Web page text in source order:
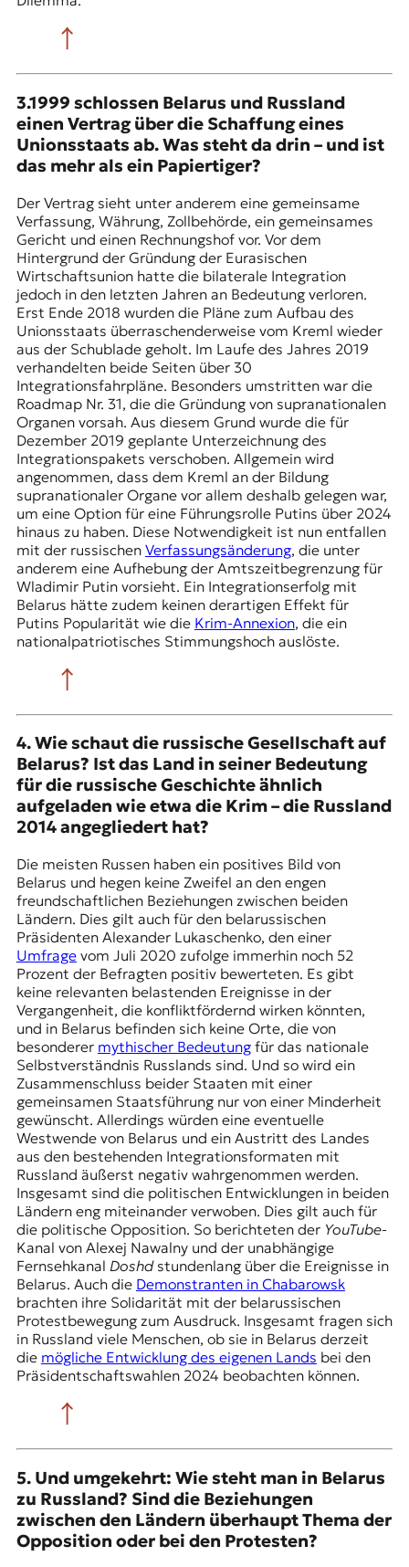
3.1999 schlossen Belarus und Russland
einen Vertrag über die Schaffung eines
Unionsstaats ab. Was steht da drin – und ist
das mehr als ein Papiertiger?
Der Vertrag sieht unter anderem eine gemeinsame
Verfassung, Währung, Zollbehörde, ein gemeinsames
Gericht und einen Rechnungshof vor. Vor dem
Hintergrund der Gründung der Eurasischen
Wirtschaftsunion hatte die bilaterale Integration
jedoch in den letzten Jahren an Bedeutung verloren.
Erst Ende 2018 wurden die Pläne zum Aufbau des
Unionsstaats überraschenderweise vom Kreml wieder
aus der Schublade geholt. Im Laufe des Jahres 2019
verhandelten beide Seiten über 30
Integrationsfahrpläne. Besonders umstritten war die
Roadmap Nr. 31, die die Gründung von supranationalen
Organen vorsah. Aus diesem Grund wurde die für
Dezember 2019 geplante Unterzeichnung des
Integrationspakets verschoben. Allgemein wird
angenommen, dass dem Kreml an der Bildung
supranationaler Organe vor allem deshalb gelegen war,
um eine Option für eine Führungsrolle Putins über 2024
hinaus zu haben. Diese Notwendigkeit ist nun entfallen
mit der russischen Verfassungsänderung, die unter
anderem eine Aufhebung der Amtszeitbegrenzung für
Wladimir Putin vorsieht. Ein Integrationserfolg mit
Belarus hätte zudem keinen derartigen Effekt für
Putins Popularität wie die Krim-Annexion, die ein
nationalpatriotisches Stimmungshoch auslöste.
4. Wie schaut die russische Gesellschaft auf
Belarus? Ist das Land in seiner Bedeutung
für die russische Geschichte ähnlich
aufgeladen wie etwa die Krim – die Russland
2014 angegliedert hat?
Die meisten Russen haben ein positives Bild von
Belarus und hegen keine Zweifel an den engen
freundschaftlichen Beziehungen zwischen beiden
Ländern. Dies gilt auch für den belarussischen
Präsidenten Alexander Lukaschenko, den einer
Umfragevom Juli 2020 zufolge immerhin noch 52
Prozent der Befragten positiv bewerteten. Es gibt
keine relevanten belastenden Ereignisse in der
Vergangenheit, die konfliktfördernd wirken könnten,
und in Belarus befinden sich keine Orte, die von
besonderer mythischer Bedeutungfür das nationale
Selbstverständnis Russlands sind. Und so wird ein
Zusammenschluss beider Staaten mit einer
gemeinsamen Staatsführung nur von einer Minderheit
gewünscht. Allerdings würden eine eventuelle
Westwende von Belarus und ein Austritt des Landes
aus den bestehenden Integrationsformaten mit
Russland äußerst negativ wahrgenommen werden.
Insgesamt sind die politischen Entwicklungen in beiden
Ländern eng miteinander verwoben. Dies gilt auch für
die politische Opposition. So berichteten der YouTube-
Kanal von Alexej Nawalny und der unabhängige
Fernsehkanal Doshd stundenlang über die Ereignisse in
Belarus. Auch die Demonstranten in Chabarowsk
brachten ihre Solidarität mit der belarussischen
Protestbewegung zum Ausdruck. Insgesamt fragen sich
in Russland viele Menschen, ob sie in Belarus derzeit
die mögliche Entwicklung des eigenen Lands bei den
Präsidentschaftswahlen 2024 beobachten können.
5. Und umgekehrt: Wie steht man in Belarus
zu Russland? Sind die Beziehungen
zwischen den Ländern überhaupt Thema der
Opposition oder bei den Protesten?